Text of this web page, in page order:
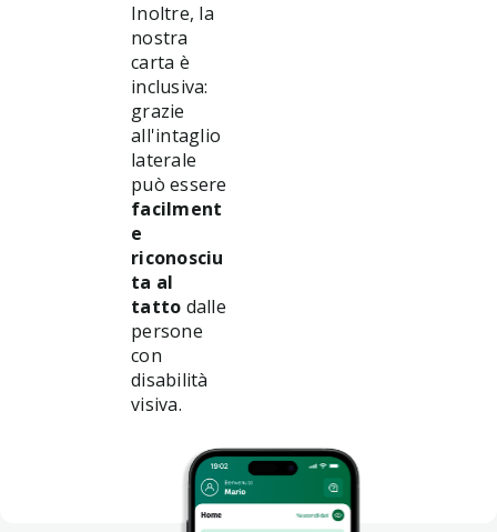
Inoltre, la
nostra
carta è
inclusiva:
grazie
all'intaglio
laterale
può essere
facilment
e
riconosciu
ta al
tatto dalle
persone
con
disabilità
visiva.